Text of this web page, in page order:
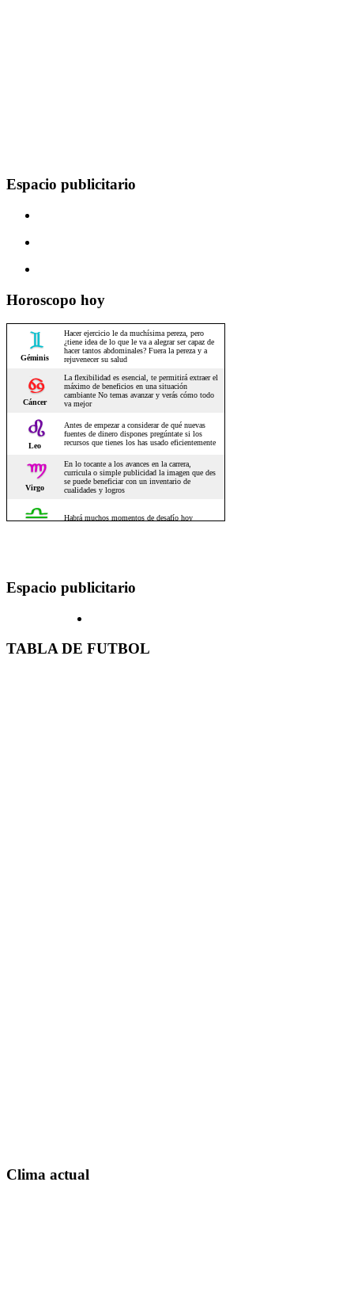
Espacio publicitario
Horoscopo hoy
Espacio publicitario
TABLA DE FUTBOL
Clima actual